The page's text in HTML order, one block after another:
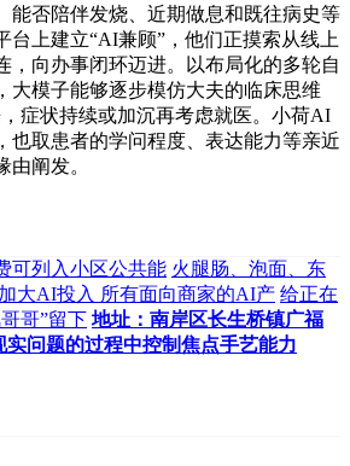
能否陪伴发烧、近期做息和既往病史等
台上建立“AI兼顾”，他们正摸索从线上
，向办事闭环迈进。以布局化的多轮自
大模子能够逐步模仿大夫的临床思维
症状持续或加沉再考虑就医。小荷AI
也取患者的学问程度、表达能力等亲近
阐发。
可列入小区公共能 火腿肠、泡面、东
大AI投入 所有面向商家的AI产 给正在
哥”留下 地址：南岸区长生桥镇广福
实问题的过程中控制焦点手艺能力